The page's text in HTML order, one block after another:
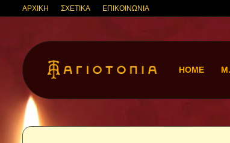
ΑΡΧΙΚΗ ΣΧΕΤΙΚΑ ΕΠΙΚΟΙΝΩΝΙΑ
HOME